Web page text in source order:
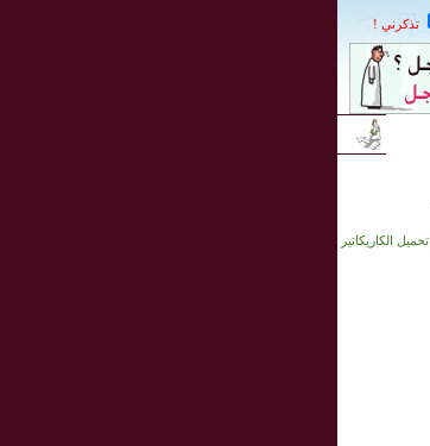
تذكرني !
تحميل الكاريكاتير